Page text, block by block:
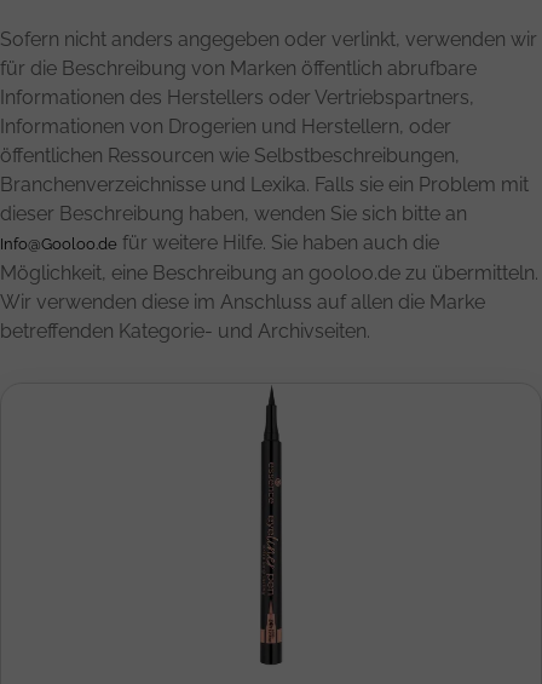
Sofern nicht anders angegeben oder verlinkt, verwenden wir
für die Beschreibung von Marken öffentlich abrufbare
Informationen des Herstellers oder Vertriebspartners,
Informationen von Drogerien und Herstellern, oder
öffentlichen Ressourcen wie Selbstbeschreibungen,
Branchenverzeichnisse und Lexika. Falls sie ein Problem mit
dieser Beschreibung haben, wenden Sie sich bitte an
Info@Gooloo.de für weitere Hilfe. Sie haben auch die
Möglichkeit, eine Beschreibung an gooloo.de zu übermitteln.
Wir verwenden diese im Anschluss auf allen die Marke
betreffenden Kategorie- und Archivseiten.